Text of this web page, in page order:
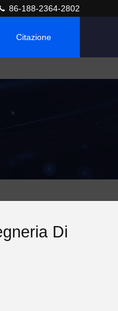
86-188-2364-2802
Citazione
Di